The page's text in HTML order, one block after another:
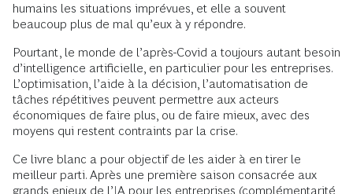
humains les situations imprévues, et elle a souvent
beaucoup plus de mal qu’eux à y répondre.
Pourtant, le monde de l’après-Covid a toujours autant besoin
d’intelligence artificielle, en particulier pour les entreprises.
L’optimisation, l’aide à la décision, l’automatisation de
tâches répétitives peuvent permettre aux acteurs
économiques de faire plus, ou de faire mieux, avec des
moyens qui restent contraints par la crise.
Ce livre blanc a pour objectif de les aider à en tirer le
meilleur parti. Après une première saison consacrée aux
grands enjeux de l’IA pour les entreprises (complémentarité